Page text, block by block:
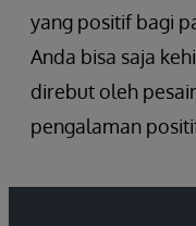
yang positif bagi
Anda bisa saja
direbut oleh
pengalaman